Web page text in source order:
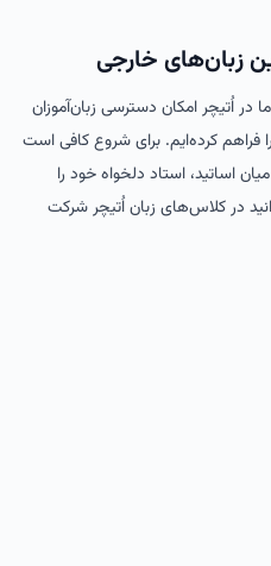
زبان‌های خارجی
در اُتیچر امکان دسترسی زبان‌آموزان
فراهم کرده‌ایم. برای شروع کافی است
اساتید، استاد دلخواه خود را
در کلاس‌های زبان اُتیچر شرکت